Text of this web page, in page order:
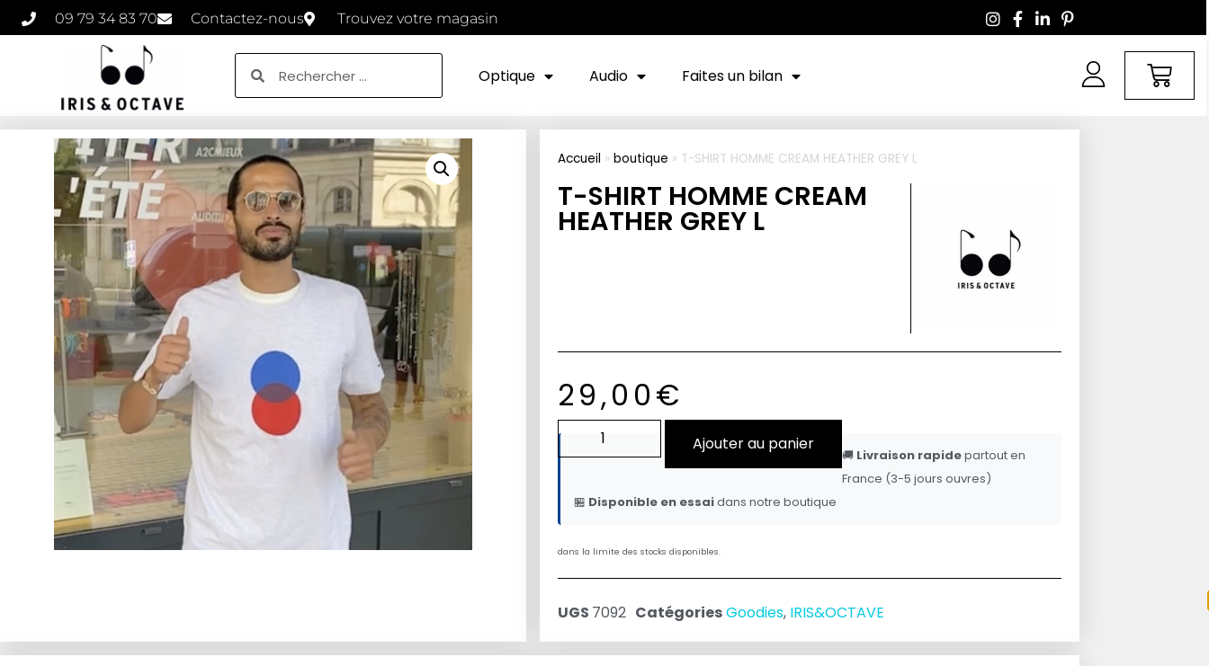
09 79 34 83 70 Contactez-nous Trouvez votre magasin
Optique Audio Faites un bilan
Accueil » boutique » T-SHIRT HOMME CREAM HEATHER GREY L
T-SHIRT HOMME CREAM
HEATHER GREY L
29,00€
Ajouter au panier
🚚 Livraison rapidepartout en
France (3-5 jours ouvres)
🏪 Disponible en essaidans notre boutique
dans la limite des stocks disponibles.
UGS 7092 CatégoriesGoodies, IRIS&OCTAVE